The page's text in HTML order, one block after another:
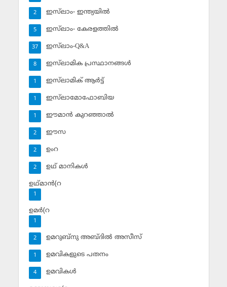
ഇസ്‌ലാം- ഇന്ത്യയില്‍
2
ഇസ്‌ലാം- കേരളത്തില്‍
5
ഇസ്‌ലാം-Q&A
37
ഇസ്‌ലാമിക പ്രസ്ഥാനങ്ങള്‍
8
ഇസ്‌ലാമിക് ആര്‍ട്ട്
1
ഇസ്‌ലാമോഫോബിയ
1
ഈമാന്‍ കുറഞ്ഞാല്‍
1
ഈസ
2
ഉംറ
2
ഉഥ് മാനികള്‍
2
ഉഥ്മാന്‍(റ
1
ഉമര്‍(റ
1
ഉമറുബ്‌നു അബ്ദില്‍ അസീസ്‌
2
ഉമവികളുടെ പതനം
1
ഉമവികള്‍
4